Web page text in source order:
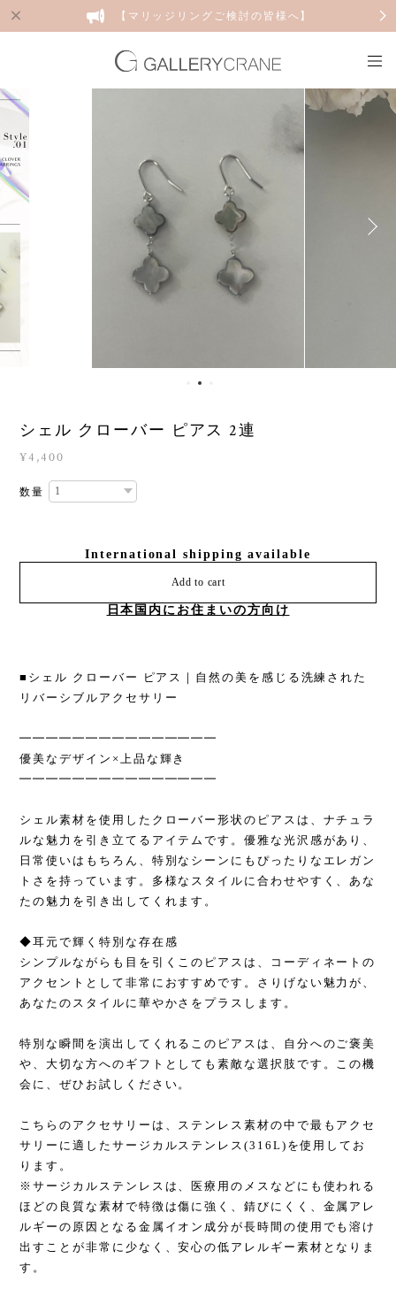
【マリッジリングご検討の皆様へ】
シェル クローバー ピアス 2連
¥4,400
数量
International shipping available
Add to cart
日本国内にお住まいの方向け
■シェル クローバー ピアス｜自然の美を感じる洗練された
リバーシブルアクセサリー
━━━━━━━━━━━━━━━
優美なデザイン×上品な輝き
━━━━━━━━━━━━━━━
シェル素材を使用したクローバー形状のピアスは、ナチュラ
ルな魅力を引き立てるアイテムです。優雅な光沢感があり、
日常使いはもちろん、特別なシーンにもぴったりなエレガン
トさを持っています。多様なスタイルに合わせやすく、あな
たの魅力を引き出してくれます。
◆耳元で輝く特別な存在感
シンプルながらも目を引くこのピアスは、コーディネートの
アクセントとして非常におすすめです。さりげない魅力が、
あなたのスタイルに華やかさをプラスします。
特別な瞬間を演出してくれるこのピアスは、自分へのご褒美
や、大切な方へのギフトとしても素敵な選択肢です。この機
会に、ぜひお試しください。
こちらのアクセサリーは、ステンレス素材の中で最もアクセ
サリーに適したサージカルステンレス(316L)を使用してお
ります。
※サージカルステンレスは、医療用のメスなどにも使われる
ほどの良質な素材で特徴は傷に強く、錆びにくく、金属アレ
ルギーの原因となる金属イオン成分が長時間の使用でも溶け
出すことが非常に少なく、安心の低アレルギー素材となりま
す。